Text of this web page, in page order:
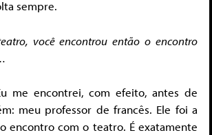
sempre.
você encontrou então o encontro
me encontrei, com efeito, antes de
meu professor de francês. Ele foi a
encontro com o teatro. É exatamente